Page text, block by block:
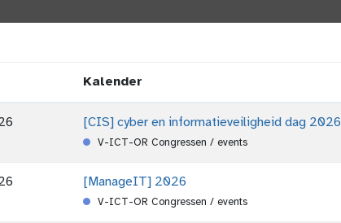
Kalender
[CIS] cyber en informatieveiligheid dag 2026
V-ICT-OR Congressen / events
[ManageIT] 2026
V-ICT-OR Congressen / events